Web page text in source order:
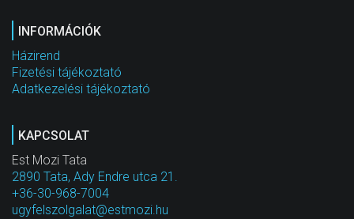
INFORMÁCIÓK
Házirend
Fizetési tájékoztató
Adatkezelési tájékoztató
KAPCSOLAT
Est Mozi Tata
2890 Tata, Ady Endre utca 21.
+36-30-968-7004
ugyfelszolgalat@estmozi.hu